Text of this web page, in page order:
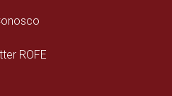
ROFE